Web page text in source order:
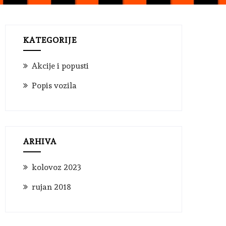
KATEGORIJE
Akcije i popusti
Popis vozila
ARHIVA
kolovoz 2023
rujan 2018